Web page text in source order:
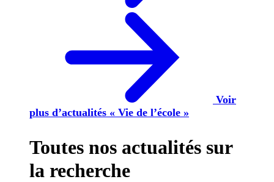
Voir
plus d’actualités « Vie de l’école »
Toutes nos actualités sur
la recherche